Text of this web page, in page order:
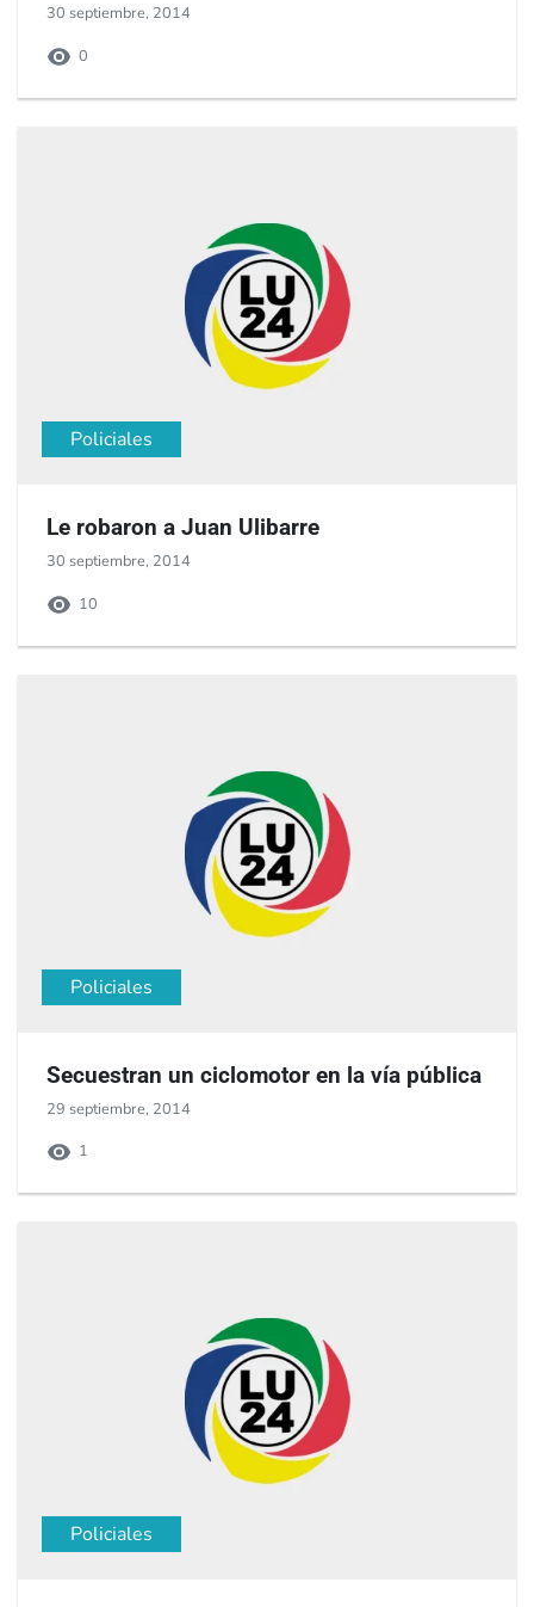
30 septiembre, 2014
0
Policiales
Le robaron a Juan Ulibarre
30 septiembre, 2014
10
Policiales
Secuestran un ciclomotor en la vía pública
29 septiembre, 2014
1
Policiales